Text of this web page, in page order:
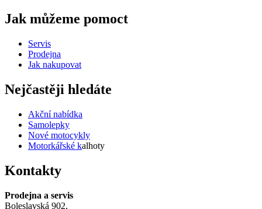
Jak můžeme pomoct
Servis
Prodejna
Jak nakupovat
Nejčastěji hledáte
Akční nabídka
Samolepky
Nové motocykly
Motorkářské kalhoty
Kontakty
Prodejna a servis
Boleslavská 902,